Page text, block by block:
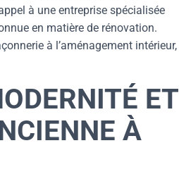
à une entreprise spécialisée
en matière de rénovation.
à l’aménagement intérieur,
ET
À